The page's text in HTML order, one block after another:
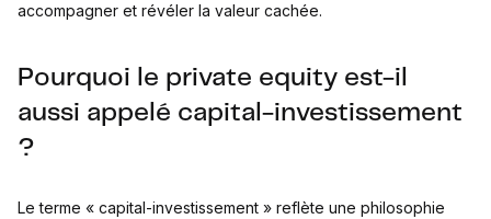
accompagner et révéler la valeur cachée.
Pourquoi le private equity est-il
aussi appelé capital-investissement
?
Le terme « capital-investissement » reflète une philosophie